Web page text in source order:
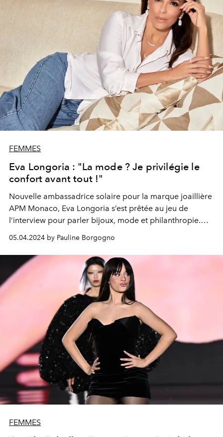
FEMMES
Eva Longoria : "La mode ? Je privilégie le
confort avant tout !"
Nouvelle ambassadrice solaire pour la marque joaillière
APM Monaco, Eva Longoria s’est prêtée au jeu de
l’interview pour parler bijoux, mode et philanthropie.
également dévoilé davantage sur ses prochains projets
au cinéma et à la télévision. Rencontre.
05.04.2024 by Pauline Borgogno
FEMMES